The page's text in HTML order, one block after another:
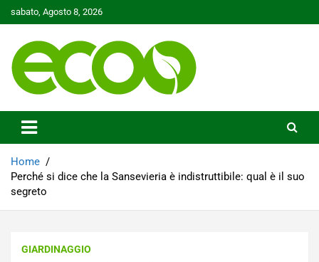
to
sabato, Agosto 8, 2026
Ecoo.it
Home
Perché si dice che la Sansevieria è indistruttibile: qual è il suo
segreto
GIARDINAGGIO